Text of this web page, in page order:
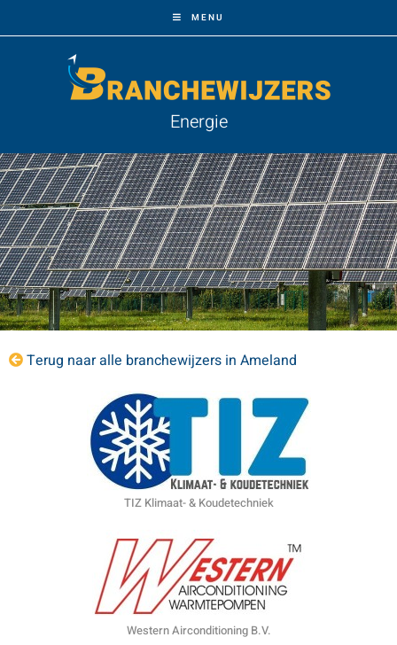
MENU
Energie
Terug naar alle branchewijzers in Ameland
TIZ Klimaat- & Koudetechniek
Western Airconditioning B.V.